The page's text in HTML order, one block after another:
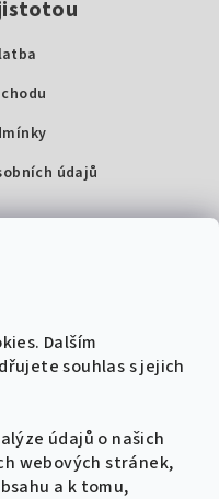
Dalším
souhlas s jejich
údajů o našich
webových stránek,
a k tomu,
údajů
792zpěvníky!
slevuna první